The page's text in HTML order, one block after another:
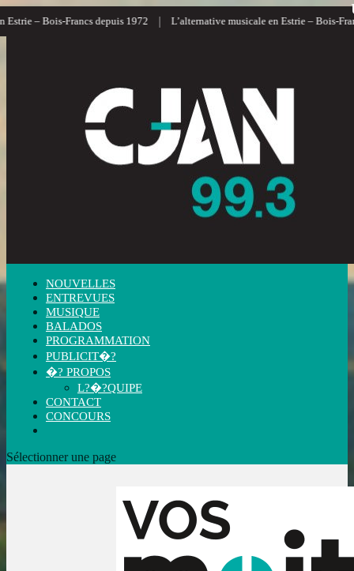
Francs depuis 1972 | L’alternative musicale en Estrie – Bois-Francs |
NOUVELLES
ENTREVUES
MUSIQUE
BALADOS
PROGRAMMATION
PUBLICIT�?
�? PROPOS
L?�?QUIPE
CONTACT
CONCOURS
Sélectionner une page